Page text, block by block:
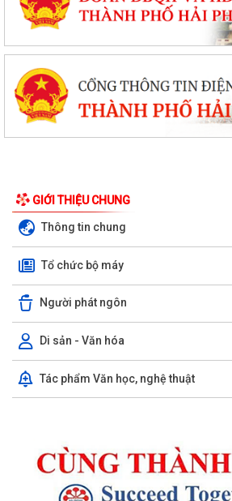
GIỚI THIỆU CHUNG
Thông tin chung
Tổ chức bộ máy
Người phát ngôn
Di sản - Văn hóa
Tác phẩm Văn học, nghệ thuật